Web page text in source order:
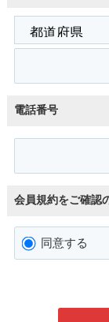
電話番号
会員規約をご確認
同意する